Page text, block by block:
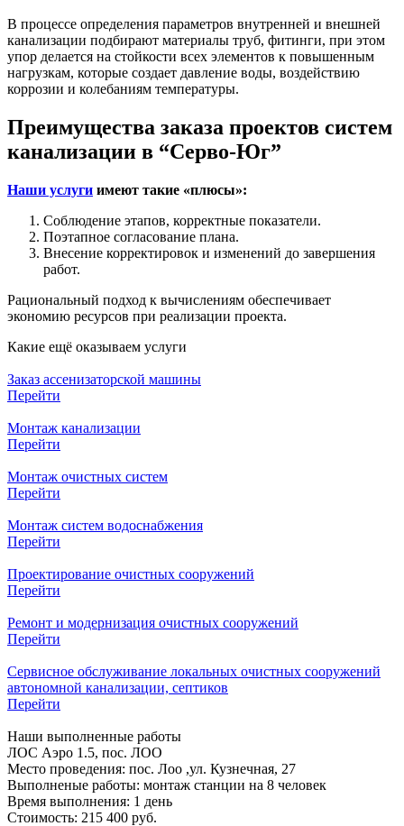
В процессе определения параметров внутренней и внешней
канализации подбирают материалы труб, фитинги, при этом
упор делается на стойкости всех элементов к повышенным
нагрузкам, которые создает давление воды, воздействию
коррозии и колебаниям температуры.
Преимущества заказа проектов систем
канализации в “Серво-Юг”
Наши услуги имеют такие «плюсы»:
Соблюдение этапов, корректные показатели.
Поэтапное согласование плана.
Внесение корректировок и изменений до завершения
работ.
Рациональный подход к вычислениям обеспечивает
экономию ресурсов при реализации проекта.
Какие ещё оказываем услуги
Заказ ассенизаторской машины
Перейти
Монтаж канализации
Перейти
Монтаж очистных систем
Перейти
Монтаж систем водоснабжения
Перейти
Проектирование очистных сооружений
Перейти
Ремонт и модернизация очистных сооружений
Перейти
Сервисное обслуживание локальных очистных сооружений
автономной канализации, септиков
Перейти
Наши выполненные работы
ЛОС Аэро 1.5, пос. ЛОО
Место проведения: пос. Лоо ,ул. Кузнечная, 27
Выполненые работы: монтаж станции на 8 человек
Время выполнения: 1 день
Стоимость: 215 400 руб.